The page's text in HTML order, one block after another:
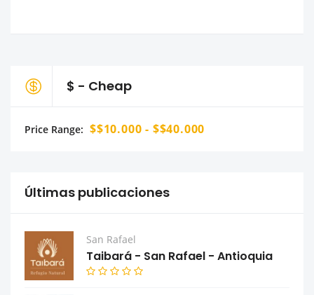
$ - Cheap
Price Range: $$10.000 - $$40.000
Últimas publicaciones
San Rafael
Taibará - San Rafael - Antioquia